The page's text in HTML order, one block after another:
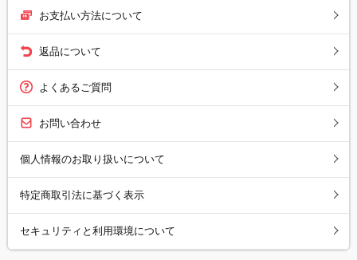
お支払い方法について
返品について
よくあるご質問
お問い合わせ
個人情報のお取り扱いについて
特定商取引法に基づく表示
セキュリティと利用環境について